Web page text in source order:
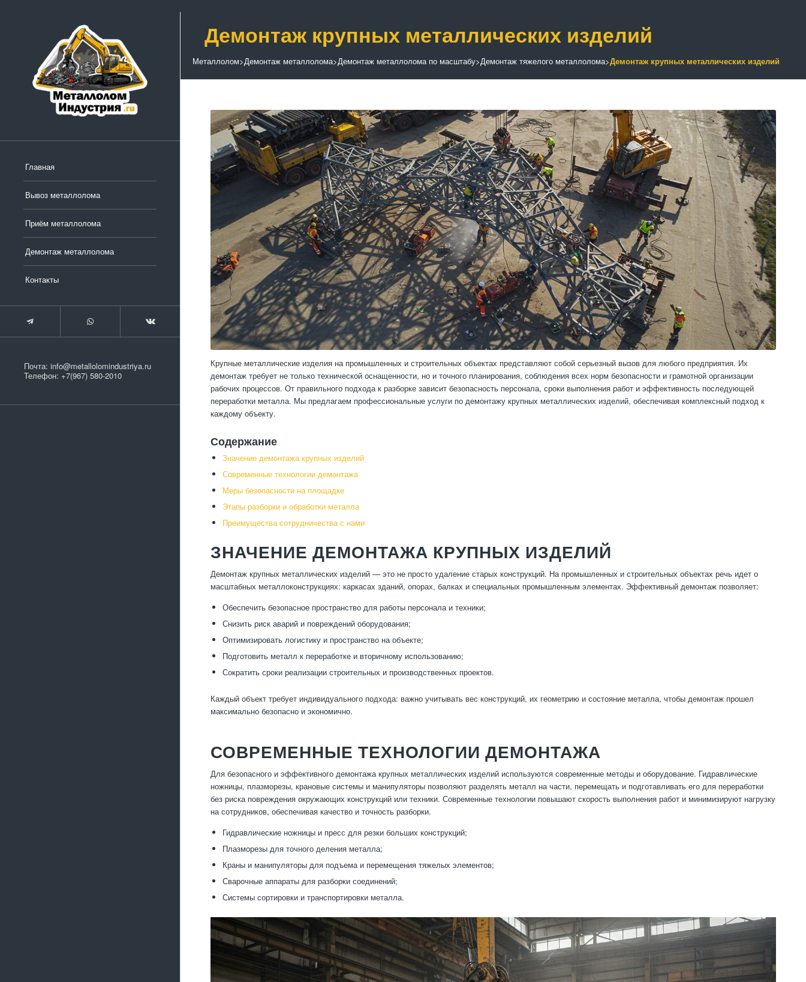
Главная
Вывоз металлолома
Приём металлолома
Демонтаж металлолома
Контакты
Почта: info@metallolomindustriya.ru
Телефон: +7(967) 580-2010
Демонтаж крупных металлических изделий
Металлолом>Демонтаж металлолома>Демонтаж металлолома по масштабу>Демонтаж тяжелого металлолома>Демонтаж крупных металлических изделий
Крупные металлические изделия на промышленных и строительных объектах представляют собой серьезный вызов для любого предприятия. Их
демонтаж требует не только технической оснащенности, но и точного планирования, соблюдения всех норм безопасности и грамотной организации
рабочих процессов. От правильного подхода к разборке зависит безопасность персонала, сроки выполнения работ и эффективность последующей
переработки металла. Мы предлагаем профессиональные услуги по демонтажу крупных металлических изделий, обеспечивая комплексный подход к
каждому объекту.
Содержание
Значение демонтажа крупных изделий
Современные технологии демонтажа
Меры безопасности на площадке
Этапы разборки и обработки металла
Преимущества сотрудничества с нами
ЗНАЧЕНИЕ ДЕМОНТАЖА КРУПНЫХ ИЗДЕЛИЙ
Демонтаж крупных металлических изделий — это не просто удаление старых конструкций. На промышленных и строительных объектах речь идет о
масштабных металлоконструкциях: каркасах зданий, опорах, балках и специальных промышленным элементах. Эффективный демонтаж позволяет:
Обеспечить безопасное пространство для работы персонала и техники;
Снизить риск аварий и повреждений оборудования;
Оптимизировать логистику и пространство на объекте;
Подготовить металл к переработке и вторичному использованию;
Сократить сроки реализации строительных и производственных проектов.
Каждый объект требует индивидуального подхода: важно учитывать вес конструкций, их геометрию и состояние металла, чтобы демонтаж прошел
максимально безопасно и экономично.
СОВРЕМЕННЫЕ ТЕХНОЛОГИИ ДЕМОНТАЖА
Для безопасного и эффективного демонтажа крупных металлических изделий используются современные методы и оборудование. Гидравлические
ножницы, плазморезы, крановые системы и манипуляторы позволяют разделять металл на части, перемещать и подготавливать его для переработки
без риска повреждения окружающих конструкций или техники. Современные технологии повышают скорость выполнения работ и минимизируют нагрузку
на сотрудников, обеспечивая качество и точность разборки.
Гидравлические ножницы и пресс для резки больших конструкций;
Плазморезы для точного деления металла;
Краны и манипуляторы для подъема и перемещения тяжелых элементов;
Сварочные аппараты для разборки соединений;
Системы сортировки и транспортировки металла.